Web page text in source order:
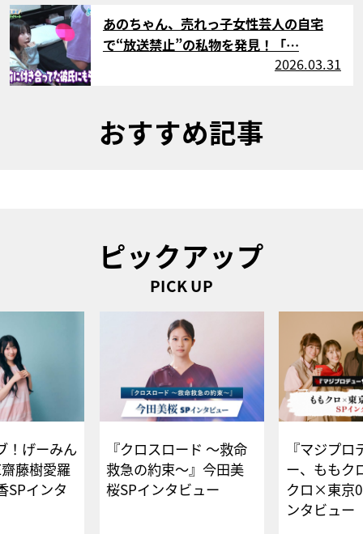
サムネイル
あのちゃん、売れっ子女性芸人の自宅
で“放送禁止”の私物を発見！「…
2026.03.31
おすすめ記事
ピックアップ
PICK UP
！げーみん
藤樹愛羅
SPインタ
『クロスロード ～救命
救急の約束～』今田美
桜SPインタビュー
『マジプロ
ー、ももク
クロ×東京
ンタビュー